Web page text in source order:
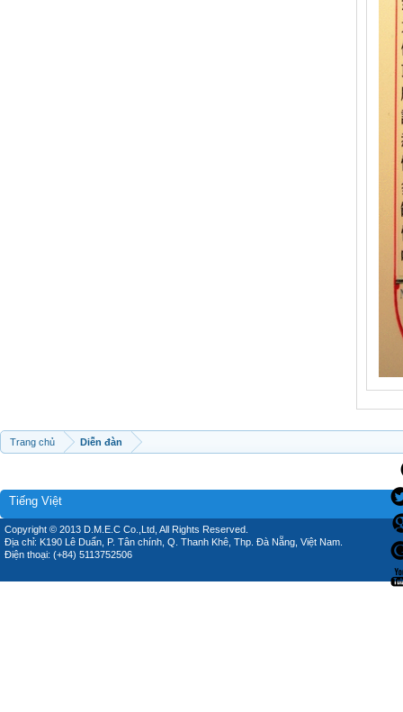
Trang chủ Diễn đàn
Tiếng Việt
Copyright © 2013 D.M.E.C Co.,Ltd, All Rights Reserved.
Địa chỉ: K190 Lê Duẩn, P. Tân chính, Q. Thanh Khê, Thp. Đà Nẵng, Việt Nam.
Điện thoại: (+84) 5113752506